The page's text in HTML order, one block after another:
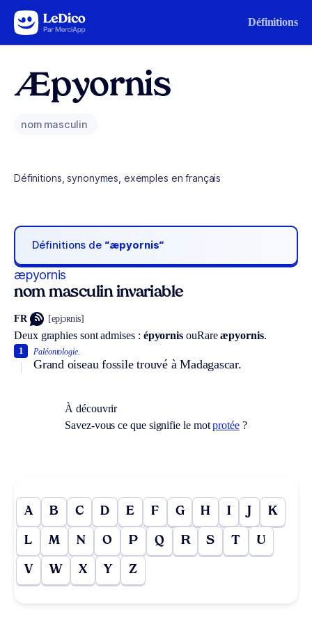
Aller au contenu Définitions
Æpyornis
nom masculin
Définitions, synonymes, exemples en français
Définitions de “æpyornis“
æpyornis
nom masculin invariable
FR [epjɔʀnis]
Deux graphies sont admises : épyornis ouRare æpyornis.
Paléontologie.
Grand oiseau fossile trouvé à Madagascar.
1
À découvrir
Savez-vous ce que signifie le motprotée?
A B C D E F G H I J K
L M N O P Q R S T U
V W X Y Z